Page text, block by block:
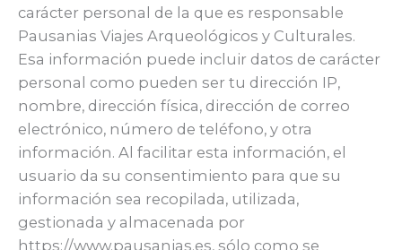
carácter personal de la que es responsable
Pausanias Viajes Arqueológicos y Culturales.
Esa información puede incluir datos de carácter
personal como pueden ser tu dirección IP,
nombre, dirección física, dirección de correo
electrónico, número de teléfono, y otra
información. Al facilitar esta información, el
usuario da su consentimiento para que su
información sea recopilada, utilizada,
gestionada y almacenada por
https://www.pausanias.es, sólo como se